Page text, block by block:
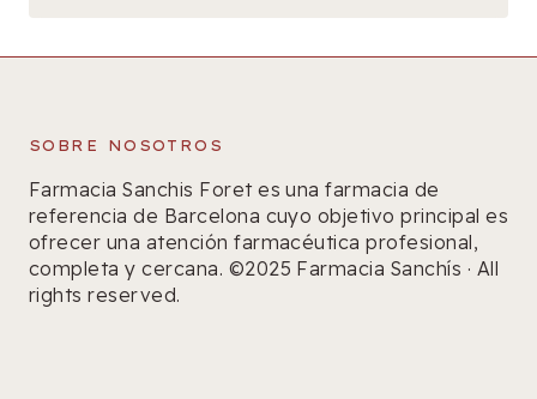
SOBRE NOSOTROS
Farmacia Sanchis Foret es una farmacia de
referencia de Barcelona cuyo objetivo principal es
ofrecer una atención farmacéutica profesional,
completa y cercana. ©2025 Farmacia Sanchís · All
rights reserved.